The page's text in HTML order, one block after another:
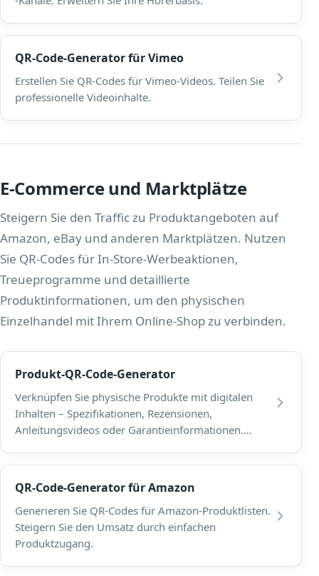
QR-Code-Generator für Vimeo
Erstellen Sie QR-Codes für Vimeo-Videos. Teilen Sie
professionelle Videoinhalte.
E-Commerce und Marktplätze
Steigern Sie den Traffic zu Produktangeboten auf
Amazon, eBay und anderen Marktplätzen. Nutzen
Sie QR-Codes für In-Store-Werbeaktionen,
Treueprogramme und detaillierte
Produktinformationen, um den physischen
Einzelhandel mit Ihrem Online-Shop zu verbinden.
Produkt-QR-Code-Generator
Verknüpfen Sie physische Produkte mit digitalen
Inhalten – Spezifikationen, Rezensionen,
Anleitungsvideos oder Garantieinformationen.
Etiketten an.
QR-Code-Generator für Amazon
Generieren Sie QR-Codes für Amazon-Produktlisten.
Steigern Sie den Umsatz durch einfachen
Produktzugang.